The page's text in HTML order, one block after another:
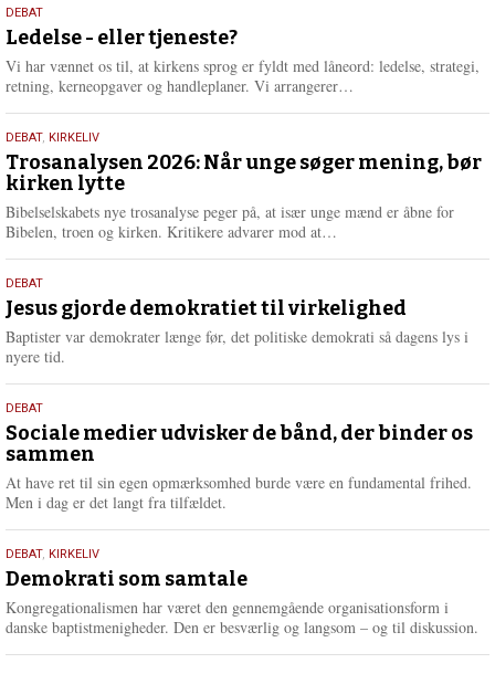
e
e
10.
juni
2026
DEBAT
Ledelse - eller tjeneste?
Vi har vænnet os til, at kirkens sprog er fyldt med låneord: ledelse, strategi,
retning, kerneopgaver og handleplaner. Vi arrangerer…
e
2.
juni
2026
DEBAT, KIRKELIV
Trosanalysen 2026: Når unge søger mening, bør
kirken lytte
Bibelselskabets nye trosanalyse peger på, at især unge mænd er åbne for
Bibelen, troen og kirken. Kritikere advarer mod at…
e
e
18.
maj
2026
DEBAT
Jesus gjorde demokratiet til virkelighed
Baptister var demokrater længe før, det politiske demokrati så dagens lys i
nyere tid.
18.
maj
2026
DEBAT
Sociale medier udvisker de bånd, der binder os
sammen
At have ret til sin egen opmærksomhed burde være en fundamental frihed.
Men i dag er det langt fra tilfældet.
18.
maj
2026
DEBAT, KIRKELIV
Demokrati som samtale
Kongregationalismen har været den gennemgående organisationsform i
danske baptistmenigheder. Den er besværlig og langsom – og til diskussion.